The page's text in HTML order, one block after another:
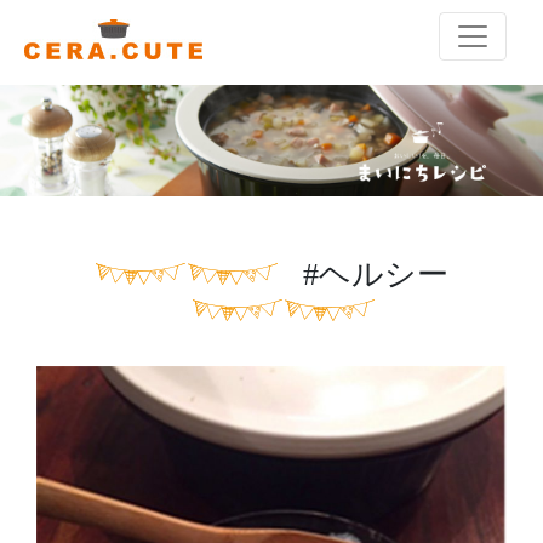
#ヘルシー